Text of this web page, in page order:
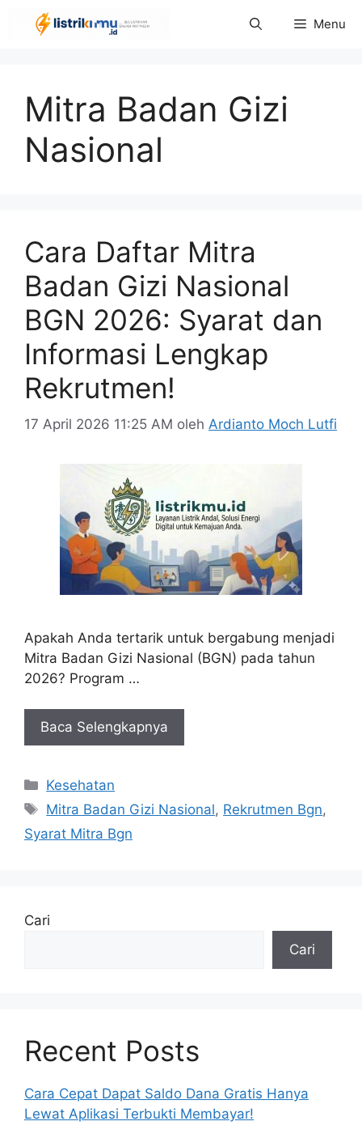
Langsung
Menu
Mitra Badan Gizi
Nasional
Cara Daftar Mitra
Badan Gizi Nasional
BGN 2026: Syarat dan
Informasi Lengkap
Rekrutmen!
17 April 2026 11:25 AM oleh Ardianto Moch Lutfi
Apakah Anda tertarik untuk bergabung menjadi
Mitra Badan Gizi Nasional (BGN) pada tahun
2026? Program …
Baca Selengkapnya
Kategori
Kesehatan
Tag
Mitra Badan Gizi Nasional, Rekrutmen Bgn,
Syarat Mitra Bgn
Cari
Cari
Recent Posts
Cara Cepat Dapat Saldo Dana Gratis Hanya
Lewat Aplikasi Terbukti Membayar!